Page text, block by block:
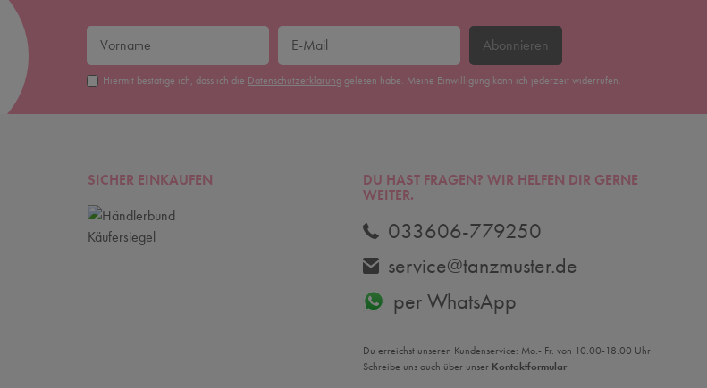
Abonnieren
Hiermit bestätige ich, dass ich die Daten­schutz­erklärunggelesen habe. Meine Einwilligung kann ich jederzeit widerrufen.
SICHER EINKAUFEN
DU HAST FRAGEN? WIR HELFEN DIR GERNE
WEITER.
033606-779250
service@tanzmuster.de
per WhatsApp
Du erreichst unseren Kundenservice: Mo.- Fr. von 10.00-18.00 Uhr
Schreibe uns auch über unser Kontaktformular